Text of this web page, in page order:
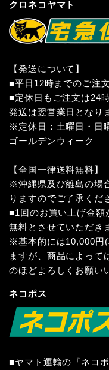
クロネコヤマト
【発送について】
■平日12時までのご注
■定休日もご注文は24
発送は翌営業日となり
※定休日：土曜日・日
ゴールデンウィーク
【全国一律送料無料】
※沖縄県及び離島の場
りますのでご了承くだ
■1回のお買い上げ金
無料とさせていただき
※基本的には10,000円(
ますが、商品によって
のほどよろしくお願い
ネコポス
■ヤマト運輸の『ネコ